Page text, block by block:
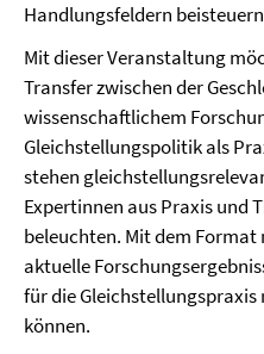
Handlungsfeldern
Mit dieser Veranstaltung
Transfer zwischen der
wissenschaftlichem
Gleichstellungspolitik als
stehen
Expertinnen aus Praxis und
beleuchten. Mit dem
aktuelle
für die
können.